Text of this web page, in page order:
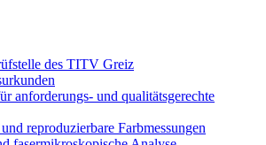
des TITV Greiz
anforderungs- und qualitätsgerechte
reproduzierbare Farbmessungen